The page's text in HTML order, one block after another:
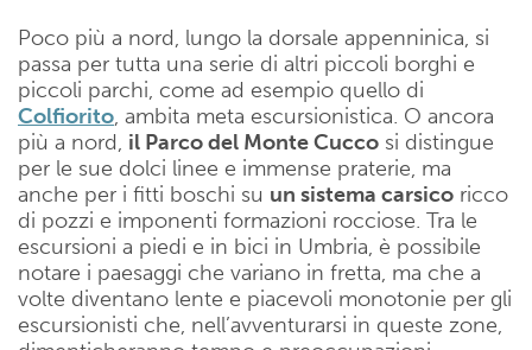
Poco più a nord, lungo la dorsale appenninica, si
passa per tutta una serie di altri piccoli borghi e
piccoli parchi, come ad esempio quello di
Colfiorito, ambita meta escursionistica. O ancora
più a nord, il Parco del Monte Cucco si distingue
per le sue dolci linee e immense praterie, ma
anche per i fitti boschi su un sistema carsico ricco
di pozzi e imponenti formazioni rocciose. Tra le
escursioni a piedi e in bici in Umbria, è possibile
notare i paesaggi che variano in fretta, ma che a
volte diventano lente e piacevoli monotonie per gli
escursionisti che, nell’avventurarsi in queste zone,